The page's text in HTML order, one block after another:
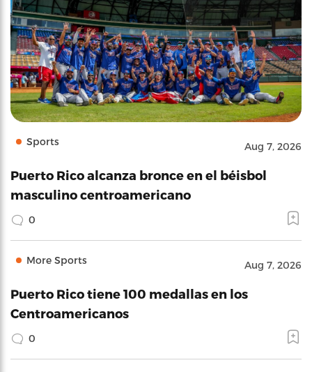
Sports Aug 7, 2026
Puerto Rico alcanza bronce en el béisbol
masculino centroamericano
0
More Sports Aug 7, 2026
Puerto Rico tiene 100 medallas en los
Centroamericanos
0